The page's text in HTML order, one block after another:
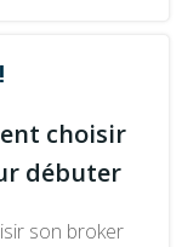
choisir
débuter
son broker